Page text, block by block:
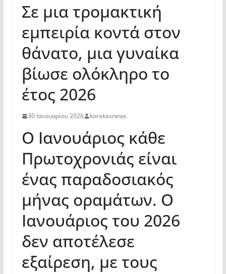
Σε μια τρομακτική
εμπειρία κοντά στον
θάνατο, μια γυναίκα
βίωσε ολόκληρο το
έτος 2026
30 Ιανουαρίου 2026 korakasnews
Ο Ιανουάριος κάθε
Πρωτοχρονιάς είναι
ένας παραδοσιακός
μήνας οραμάτων. Ο
Ιανουάριος του 2026
δεν αποτέλεσε
εξαίρεση, με τους